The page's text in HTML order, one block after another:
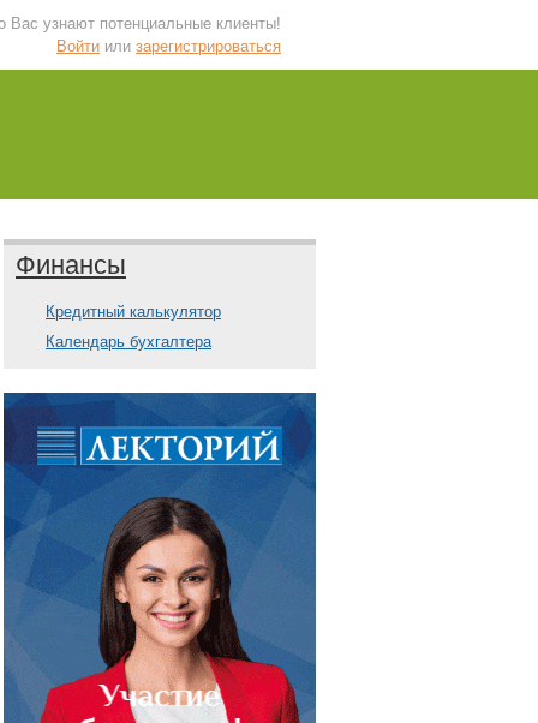
Вас узнают потенциальные клиенты!
Войти или зарегистрироваться
Финансы
Кредитный калькулятор
Календарь бухгалтера